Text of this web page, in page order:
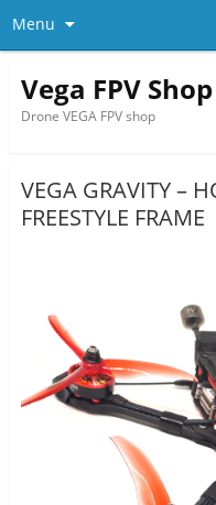
Menu
Vega FPV
Drone VEGA FPV shop
VEGA GRAVITY –
FREESTYLE FRAME